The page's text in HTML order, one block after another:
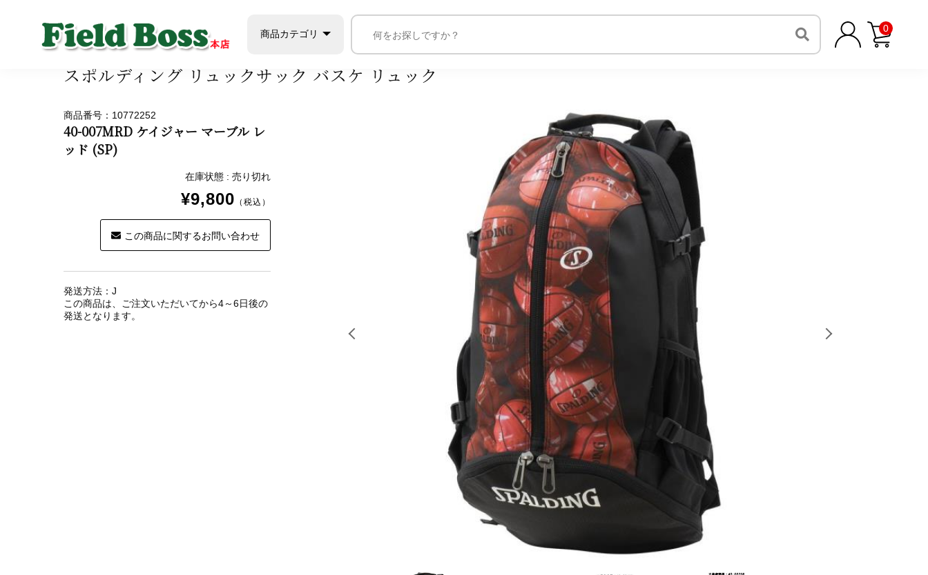
商品カテゴリ 0
共通練習用品・ボール入れ ボールバック バスケットボールバック スポルディング リュックサック バスケ リュック
スポルディング リュックサック バスケ リュック
商品番号：10772252
40-007MRD ケイジャー マーブル レ
ッド (SP)
在庫状態 : 売り切れ
¥9,800 （税込）
この商品に関するお問い合わせ
発送方法：J
この商品は、ご注文いただいてから4～6日後の
発送となります。